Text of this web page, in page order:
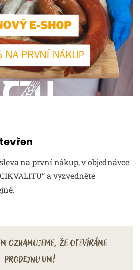
sleva na první nákup, v objednávce
a vyzvedněte